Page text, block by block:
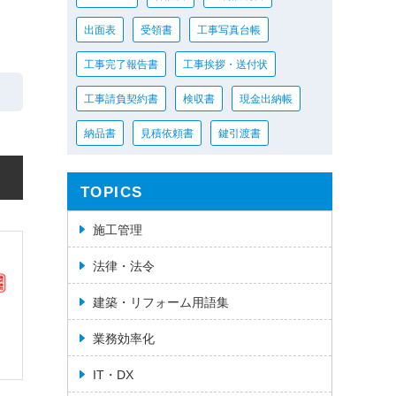
出面表 受領書 工事写真台帳
工事完了報告書 工事挨拶・送付状
工事請負契約書 検収書 現金出納帳
納品書 見積依頼書 鍵引渡書
TOPICS
施工管理
法律・法令
建築・リフォーム用語集
業務効率化
IT・DX